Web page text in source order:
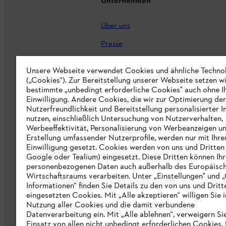
Über uns
Presse
STIHL Markenshop
Nachhaltigkeit
STIHL Hinweisgebersystem
Informationen für Lieferunternehmen
Erklärung zur Barrierefreiheit
Produktpiraterie
Fakten zu STIHL
Unsere Webseite verwendet Cookies und ähnliche
(„Cookies“). Zur Bereitstellung unserer Webseite setzen
bestimmte „unbedingt erforderliche Cookies" auch ohne
Einwilligung. Andere Cookies, die wir zur Optimierung der
Nutzerfreundlichkeit und Bereitstellung personalisierter
nutzen, einschließlich Untersuchung von Nutzerverhalten,
Werbeeffektivität, Personalisierung von Werbeanzeigen
Erstellung umfassender Nutzerprofile, werden nur mit
Einwilligung gesetzt. Cookies werden von uns und Dritten
Google oder Tealium) eingesetzt. Diese Dritten können
personenbezogenen Daten auch außerhalb des
Wirtschaftsraums verarbeiten. Unter „Einstellungen" und
Informationen“ finden Sie Details zu den von uns und
eingesetzten Cookies. Mit „Alle akzeptieren“ willigen Sie
Nutzung aller Cookies und die damit verbundene
Datenverarbeitung ein. Mit „Alle ablehnen“, verweigern